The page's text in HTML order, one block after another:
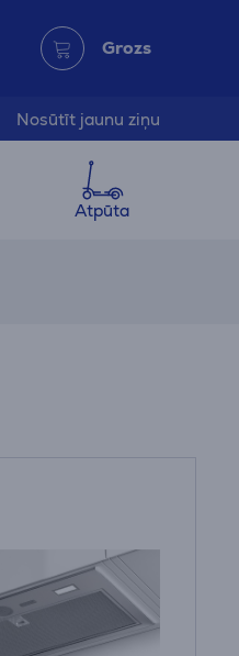
Grozs
Nosūtīt jaunu ziņu
Atpūta